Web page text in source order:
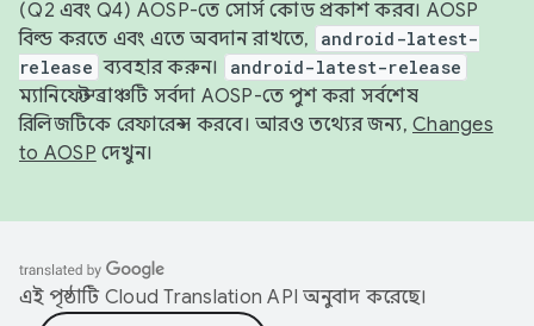
(Q2 এবং Q4) AOSP-তে সোর্স কোড প্রকাশ করব। AOSP
বিল্ড করতে এবং এতে অবদান রাখতে,
android-latest-
release ব্যবহার করুন। android-latest-release
ম্যানিফেস্ট ব্রাঞ্চটি সর্বদা AOSP-তে পুশ করা সর্বশেষ
রিলিজটিকে রেফারেন্স করবে। আরও তথ্যের জন্য, Changes
to AOSP দেখুন।
এই পৃষ্ঠাটি Cloud Translation API অনুবাদ করেছে।